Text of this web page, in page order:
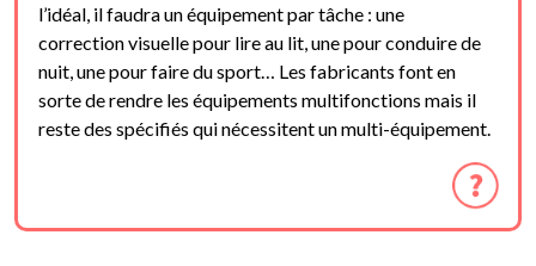
l’idéal, il faudra un équipement par tâche : une
correction visuelle pour lire au lit, une pour conduire de
nuit, une pour faire du sport… Les fabricants font en
sorte de rendre les équipements multifonctions mais il
reste des spécifiés qui nécessitent un multi-équipement.